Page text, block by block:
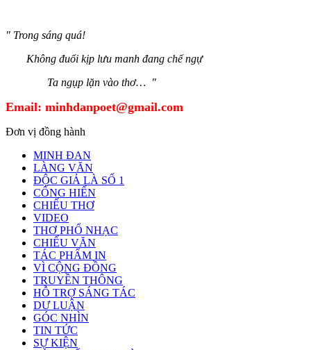
" Trong sáng quá!
Không đuổi kịp lưu manh đang chế ngự
Ta ngụp lặn vào thơ… "
Email: minhdanpoet@gmail.com
Đơn vị đồng hành
MINH ĐAN
LÀNG VĂN
ĐỘC GIẢ LÀ SỐ 1
CỐNG HIẾN
CHIẾU THƠ
VIDEO
THƠ PHỔ NHẠC
CHIẾU VĂN
TÁC PHẨM IN
VÌ CỘNG ĐỒNG
TRUYỀN THÔNG
HỖ TRỢ SÁNG TÁC
DƯ LUẬN
GÓC NHÌN
TIN TỨC
SỰ KIỆN